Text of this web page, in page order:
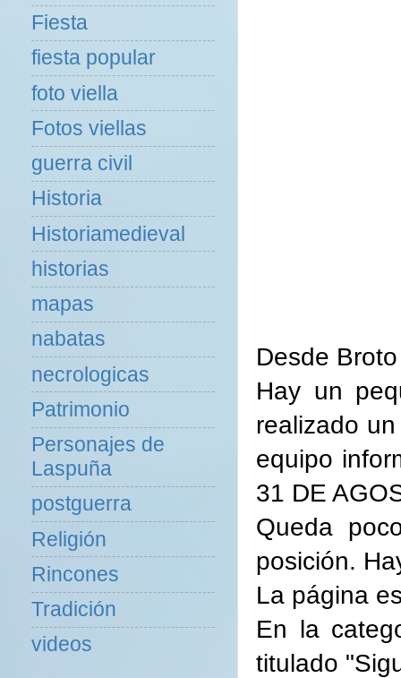
Desde
Hay un
realizado
equipo
31 DE
Queda
posición.
La página
En la
titulado
Fiesta
fiesta popular
foto viella
Fotos viellas
guerra civil
Historia
Historiamedieval
historias
mapas
nabatas
necrologicas
Patrimonio
Personajes de
Laspuña
postguerra
Religión
Rincones
Tradición
videos